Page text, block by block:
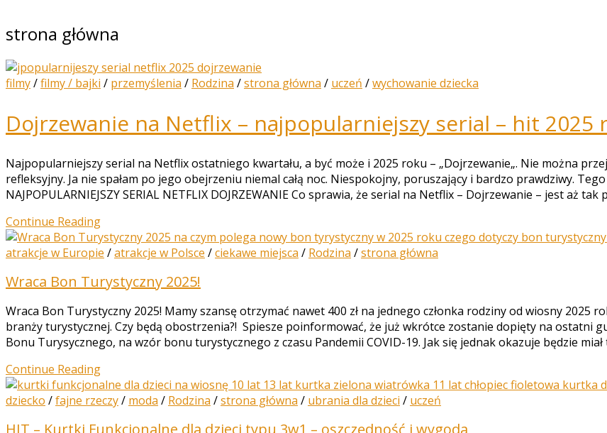
strona główna
filmy/filmy / bajki / przemyślenia / Rodzina /strona główna / uczeń /wychowanie dziecka
Dojrzewanie na Netflix – najpopularniejszy serial – hit 2025
Najpopularniejszy serial na Netflix ostatniego kwartału, a być może i 2025 roku – „Dojrzewanie„. Nie można
refleksyjny. Ja nie spałam po jego obejrzeniu niemal całą noc. Niespokojny, poruszający i bardzo prawdziwy.
NAJPOPULARNIEJSZY SERIAL NETFLIX DOJRZEWANIE Co sprawia, że serial na Netflix – Dojrzewanie – jest aż
Continue Reading
atrakcje w Europie /atrakcje w Polsce /ciekawe miejsca / Rodzina /strona główna
Wraca Bon Turystyczny 2025!
Wraca Bon Turystyczny 2025! Mamy szansę otrzymać nawet 400 zł na jednego członka rodziny od wiosny 2025
branży turystycznej. Czy będą obostrzenia?! Spiesze poinformować, że już wkrótce zostanie dopięty na ostatni
Bonu Turysycznego, na wzór bonu turystycznego z czasu Pandemii COVID-19. Jak się jednak okazuje będzie
Continue Reading
dziecko /fajne rzeczy/ moda / Rodzina /strona główna / ubrania dla dzieci / uczeń